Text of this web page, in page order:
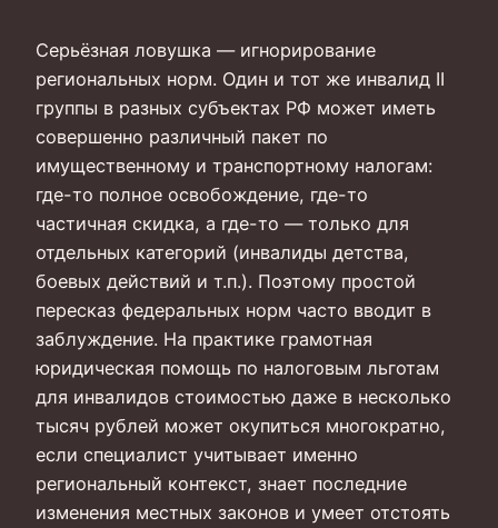
Серьёзная ловушка — игнорирование
региональных норм. Один и тот же инвалид II
группы в разных субъектах РФ может иметь
совершенно различный пакет по
имущественному и транспортному налогам:
где-то полное освобождение, где-то
частичная скидка, а где-то — только для
отдельных категорий (инвалиды детства,
боевых действий и т.п.). Поэтому простой
пересказ федеральных норм часто вводит в
заблуждение. На практике грамотная
юридическая помощь по налоговым льготам
для инвалидов стоимостью даже в несколько
тысяч рублей может окупиться многократно,
если специалист учитывает именно
региональный контекст, знает последние
изменения местных законов и умеет отстоять